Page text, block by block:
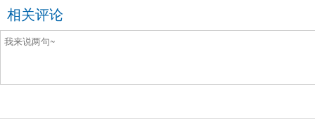
相关评论